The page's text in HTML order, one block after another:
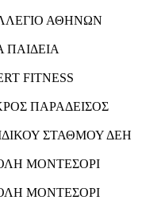
ΑΘΗΝΩΝ
ΠΑΙΔΕΙΑ
FITNESS
ΠΑΡΑΔΕΙΣΟΣ
ΣΤΑΘΜΟΥ ΔΕΗ
ΜΟΝΤΕΣΟΡΙ
ΜΟΝΤΕΣΟΡΙ